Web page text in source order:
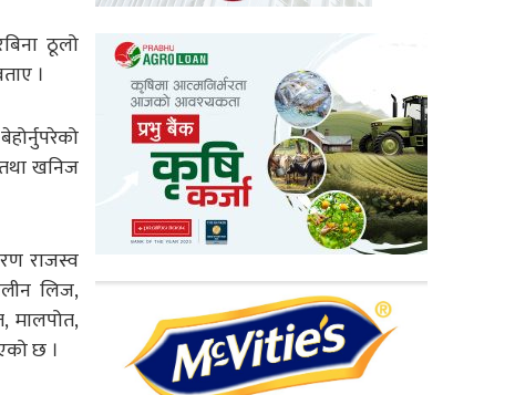
ठूलो
।
खनिज
राजस्व
लिज,
मालपोत,
छ ।